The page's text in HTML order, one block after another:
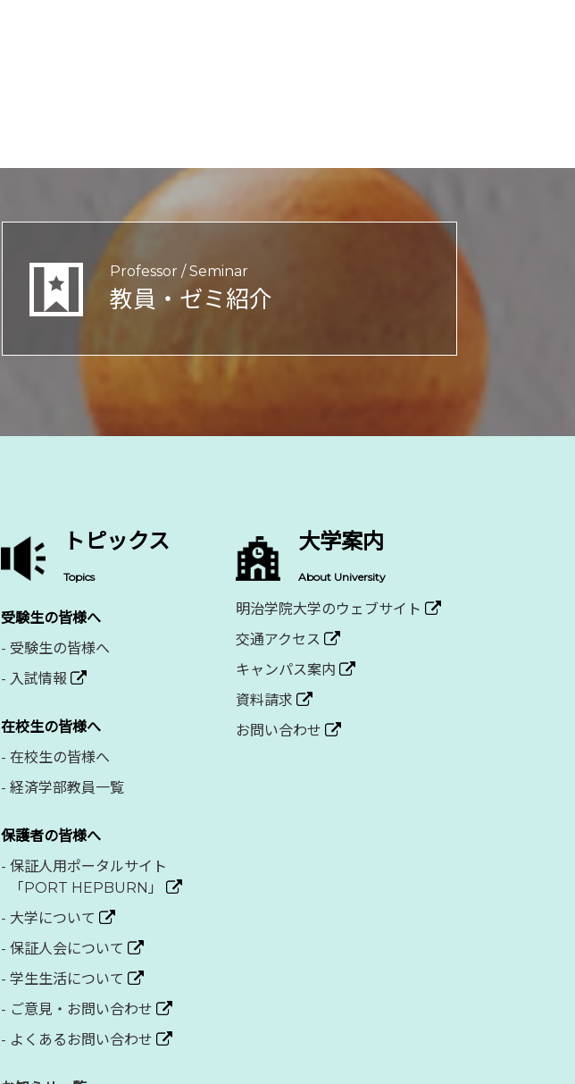
Professor / Seminar
教員・ゼミ紹介
トピックス
Topics
受験生の皆様へ
- 受験生の皆様へ
- 入試情報
在校生の皆様へ
- 在校生の皆様へ
- 経済学部教員一覧
保護者の皆様へ
- 保証人用ポータルサイト
「PORT HEPBURN」
- 大学について
- 保証人会について
- 学生生活について
- ご意見・お問い合わせ
- よくあるお問い合わせ
大学案内
About University
明治学院大学のウェブサイト
交通アクセス
キャンパス案内
資料請求
お問い合わせ